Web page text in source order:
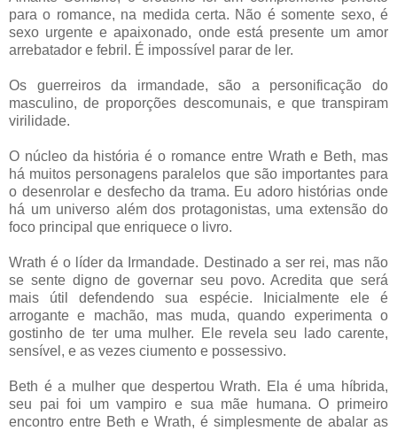
para o romance, na medida certa. Não é somente sexo, é
sexo urgente e apaixonado, onde está presente um amor
arrebatador e febril. É impossível parar de ler.
Os guerreiros da irmandade, são a personificação do
masculino, de proporções descomunais, e que transpiram
virilidade.
O núcleo da história é o romance entre Wrath e Beth, mas
há muitos personagens paralelos que são importantes para
o desenrolar e desfecho da trama. Eu adoro histórias onde
há um universo além dos protagonistas, uma extensão do
foco principal que enriquece o livro.
Wrath é o líder da Irmandade. Destinado a ser rei, mas não
se sente digno de governar seu povo. Acredita que será
mais útil defendendo sua espécie. Inicialmente ele é
arrogante e machão, mas muda, quando experimenta o
gostinho de ter uma mulher. Ele revela seu lado carente,
sensível, e as vezes ciumento e possessivo.
Beth é a mulher que despertouWrath. Ela é uma híbrida,
seu pai foi um vampiro e sua mãe humana. O primeiro
encontro entre Beth e Wrath, é simplesmente de abalar as